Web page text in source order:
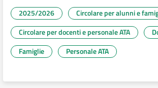
2025/2026
Circolare per alunni e
Circolare per docenti e personale ATA
Famiglie
Personale ATA